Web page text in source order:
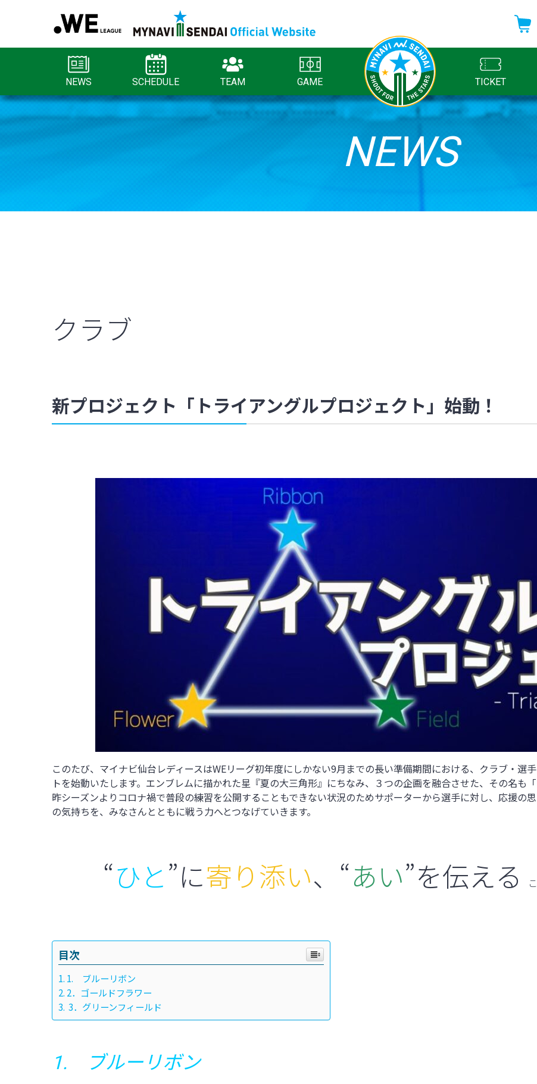
NEWS SCHEDULE TEAM GAME TICKET
NEWS
クラブ
新プロジェクト「トライアングルプロジェクト」始動！
このたび、マイナビ仙台レディースはWEリーグ初年度にしかない9月までの長い準備期間における、クラブ・選
トを始動いたします。エンブレムに描かれた星『夏の大三角形』にちなみ、３つの企画を融合させた、その名も
昨シーズンよりコロナ禍で普段の練習を公開することもできない状況のためサポーターから選手に対し、応援
の気持ちを、みなさんとともに戦う力へとつなげていきます。
“ひと”に寄り添い、“あい”を伝える
目次
1. ブルーリボン
2．ゴールドフラワー
3．グリーンフィールド
1. ブルーリボン